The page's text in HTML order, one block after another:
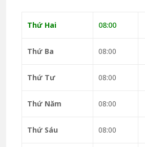
Thứ Hai 08:00
Thứ Ba 08:00
Thứ Tư 08:00
Thứ Năm 08:00
Thứ Sáu 08:00